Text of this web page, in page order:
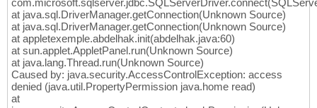
at java.sql.DriverManager.getConnection(Unknown Source)
at java.sql.DriverManager.getConnection(Unknown Source)
at appletexemple.abdelhak.init(abdelhak.java:60)
at sun.applet.AppletPanel.run(Unknown Source)
at java.lang.Thread.run(Unknown Source)
Caused by: java.security.AccessControlException: access
denied (java.util.PropertyPermission java.home read)
at